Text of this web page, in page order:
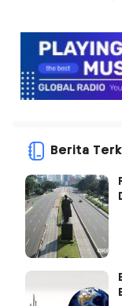
Berita